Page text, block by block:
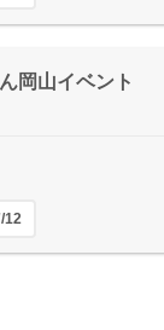
岡山イベント
12